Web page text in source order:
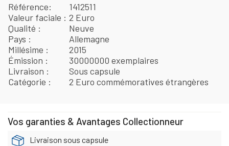
Référence
1412511
Valeur faciale
2 Euro
Qualité
Neuve
Pays
Allemagne
Millésime
2015
Émission
30000000 exemplaires
Livraison
Sous capsule
Catégorie
2 Euro commémoratives étrangères
Vos garanties & Avantages Collectionneur
Livraison sous capsule